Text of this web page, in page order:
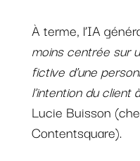
À terme, l’IA
moins centrée sur
fictive d’une
l’intention du client
Lucie Buisson
Contentsquare).